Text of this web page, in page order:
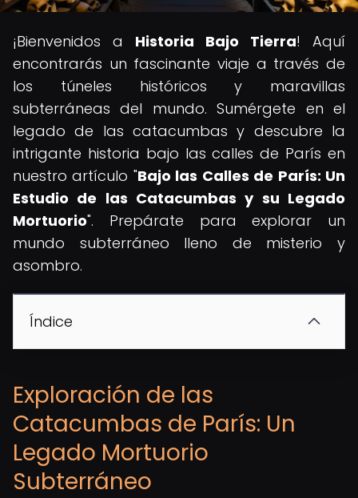
¡Bienvenidos a Historia Bajo Tierra! Aquí
encontrarás un fascinante viaje a través de
los túneles históricos y maravillas
subterráneas del mundo. Sumérgete en el
legado de las catacumbas y descubre la
intrigante historia bajo las calles de París en
nuestro artículo "Bajo las Calles de París: Un
Estudio de las Catacumbas y su Legado
Mortuorio". Prepárate para explorar un
mundo subterráneo lleno de misterio y
asombro.
Índice
Exploración de las
Catacumbas de París: Un
Legado Mortuorio
Subterráneo